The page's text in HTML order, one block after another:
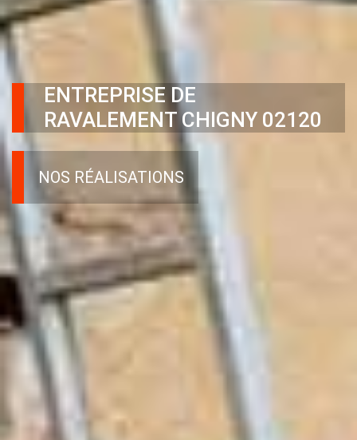
ENTREPRISE DE
RAVALEMENT CHIGNY 02120
NOS RÉALISATIONS